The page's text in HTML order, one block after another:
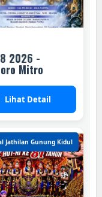
2026 -
Mitro
Lihat Detail
Jathilan Gunung Kidul